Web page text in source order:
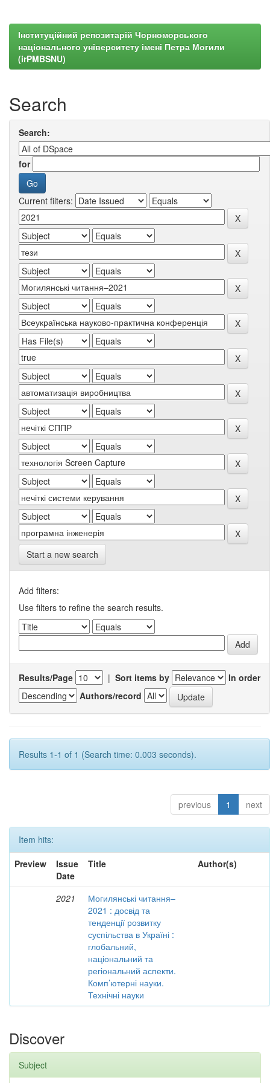
Інституційний репозитарій Чорноморського
національного університету імені Петра Могили
(irPMBSNU)
Search
Search:
for
Current filters:
Start a new search
Add filters:
Use filters to refine the search results.
Results/Page | Sort items by
In order
Authors/record
Results 1-1 of 1 (Search time: 0.003 seconds).
previous 1 next
Item hits:
Preview
Issue
Date
Title Author(s)
2021
Могилянські читання–
2021 : досвід та
тенденції розвитку
суспільства в Україні :
глобальний,
національний та
регіональний аспекти.
Комп’ютерні науки.
Технічні науки
Discover
Subject